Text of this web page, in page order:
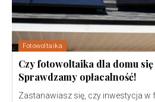
Fotowoltaika
Czy fotowoltaika dla domu się
Sprawdzamy opłacalność!
Zastanawiasz się, czy inwestycja